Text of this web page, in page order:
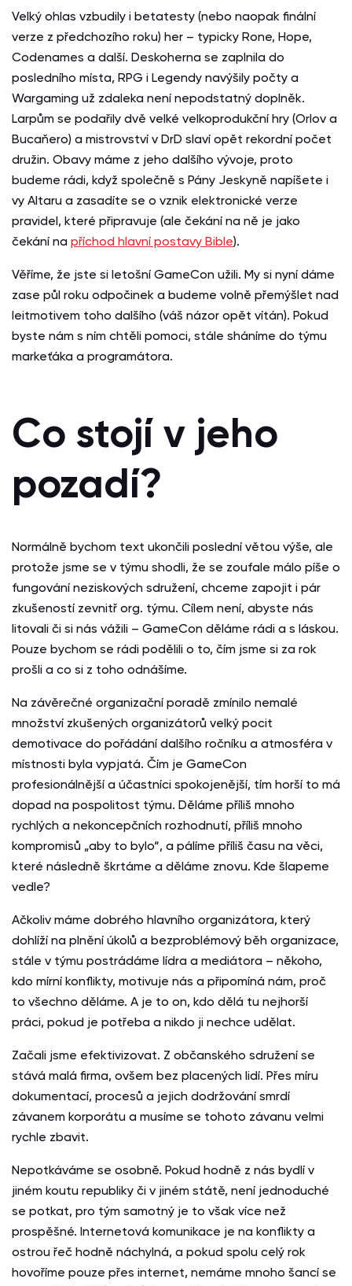
Velký ohlas vzbudily i betatesty (nebo naopak finální
verze z předchozího roku) her – typicky Rone, Hope,
Codenames a další. Deskoherna se zaplnila do
posledního místa, RPG i Legendy navýšily počty a
Wargaming už zdaleka není nepodstatný doplněk.
Larpům se podařily dvě velké velkoprodukční hry (Orlov a
Bucaňero) a mistrovství v DrD slaví opět rekordní počet
družin. Obavy máme z jeho dalšího vývoje, proto
budeme rádi, když společně s Pány Jeskyně napíšete i
vy Altaru a zasadíte se o vznik elektronické verze
pravidel, které připravuje (ale čekání na ně je jako
čekání na příchod hlavní postavy Bible).
Věříme, že jste si letošní GameCon užili. My si nyní dáme
zase půl roku odpočinek a budeme volně přemýšlet nad
leitmotivem toho dalšího (váš názor opět vítán). Pokud
byste nám s ním chtěli pomoci, stále sháníme do týmu
markeťáka a programátora.
Co stojí v jeho
pozadí?
Normálně bychom text ukončili poslední větou výše, ale
protože jsme se v týmu shodli, že se zoufale málo píše o
fungování neziskových sdružení, chceme zapojit i pár
zkušeností zevnitř org. týmu. Cílem není, abyste nás
litovali či si nás vážili – GameCon děláme rádi a s láskou.
Pouze bychom se rádi podělili o to, čím jsme si za rok
prošli a co si z toho odnášíme.
Na závěrečné organizační poradě zmínilo nemalé
množství zkušených organizátorů velký pocit
demotivace do pořádání dalšího ročníku a atmosféra v
místnosti byla vypjatá. Čím je GameCon
profesionálnější a účastníci spokojenější, tím horší to má
dopad na pospolitost týmu. Děláme příliš mnoho
rychlých a nekoncepčních rozhodnutí, příliš mnoho
kompromisů „aby to bylo“, a pálíme příliš času na věci,
které následně škrtáme a děláme znovu. Kde šlapeme
vedle?
Ačkoliv máme dobrého hlavního organizátora, který
dohlíží na plnění úkolů a bezproblémový běh organizace,
stále v týmu postrádáme lídra a mediátora – někoho,
kdo mírní konflikty, motivuje nás a připomíná nám, proč
to všechno děláme. A je to on, kdo dělá tu nejhorší
práci, pokud je potřeba a nikdo ji nechce udělat.
Začali jsme efektivizovat. Z občanského sdružení se
stává malá firma, ovšem bez placených lidí. Přes míru
dokumentací, procesů a jejich dodržování smrdí
závanem korporátu a musíme se tohoto závanu velmi
rychle zbavit.
Nepotkáváme se osobně. Pokud hodně z nás bydlí v
jiném koutu republiky či v jiném státě, není jednoduché
se potkat, pro tým samotný je to však více než
prospěšné. Internetová komunikace je na konflikty a
ostrou řeč hodně náchylná, a pokud spolu celý rok
hovoříme pouze přes internet, nemáme mnoho šancí se